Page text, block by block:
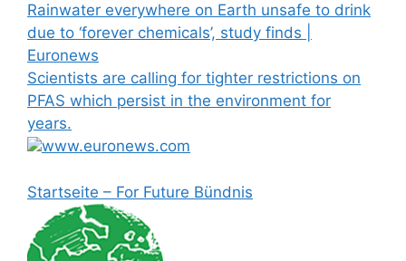
Rainwater everywhere on Earth unsafe to drink
due to ‘forever chemicals’, study finds |
Euronews
Scientists are calling for tighter restrictions on
PFAS which persist in the environment for
years.
www.euronews.com
Startseite – For Future Bündnis